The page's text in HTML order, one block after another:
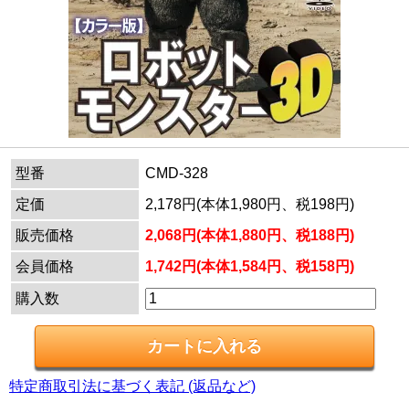
型番
CMD-328
定価
2,178円(本体1,980円、税198円)
販売価格
2,068円(本体1,880円、税188円)
会員価格
1,742円(本体1,584円、税158円)
購入数
特定商取引法に基づく表記 (返品など)